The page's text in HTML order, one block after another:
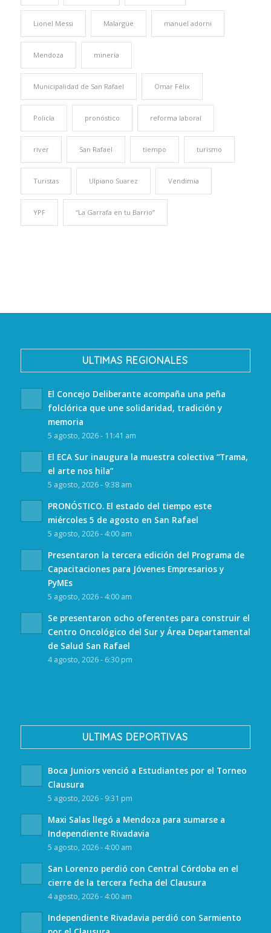
Lionel Messi Malargüe manuel adorni
Mendoza minería
Municipalidad de San Rafael Omar Félix
Policía pronóstico reforma laboral
river San Rafael tiempo turismo
Turistas Ulpiano Suarez Vendimia
YPF “La Garrafa en tu Barrio”
ULTIMAS REGIONALES
El Concejo Deliberante acompaña una peña
folclórica que une solidaridad, tradición y
memoria
5 agosto, 2026 - 11:41 am
El ECA Sur inaugura la muestra colectiva “Trama,
el arte nos hila”
5 agosto, 2026 - 9:38 am
PRONÓSTICO. El estado del tiempo este
miércoles 5 de agosto en San Rafael
5 agosto, 2026 - 4:00 am
Presentaron la tercera edición del Programa de
Capacitaciones para Jóvenes Empresarios y
PyMEs
5 agosto, 2026 - 4:00 am
Se presentaron ocho oferentes para construir el
Centro Oncológico del Sur y Área Departamental
de Salud San Rafael
4 agosto, 2026 - 6:30 pm
ULTIMAS DEPORTIVAS
Boca Juniors venció a Estudiantes por el Torneo
Clausura
5 agosto, 2026 - 9:31 pm
Maxi Salas llegó a Mendoza para sumarse a
Independiente Rivadavia
5 agosto, 2026 - 4:00 am
San Lorenzo perdió con Central Córdoba en el
cierre de la tercera fecha del Clausura
4 agosto, 2026 - 4:00 am
Independiente Rivadavia perdió con Sarmiento